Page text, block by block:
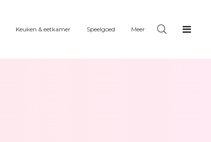
Keuken & eetkamer Speelgoed Meer